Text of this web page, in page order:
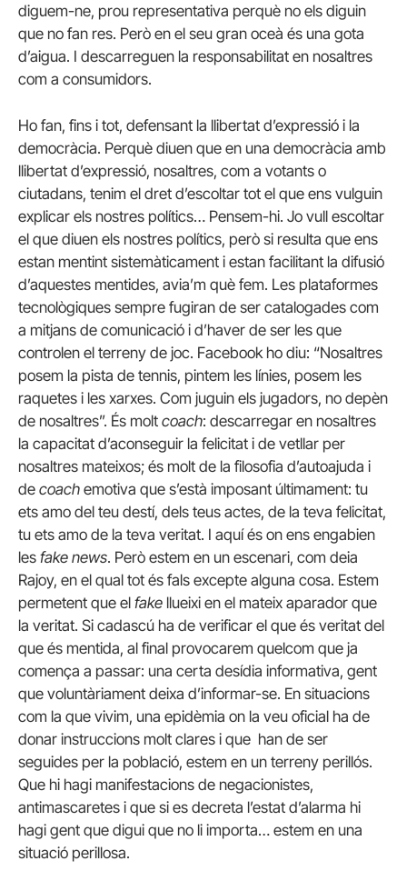
diguem-ne, prou representativa perquè no els diguin
que no fan res. Però en el seu gran oceà és una gota
d’aigua. I descarreguen la responsabilitat en nosaltres
com a consumidors.
Ho fan, fins i tot, defensant la llibertat d’expressió i la
democràcia. Perquè diuen que en una democràcia amb
llibertat d’expressió, nosaltres, com a votants o
ciutadans, tenim el dret d’escoltar tot el que ens vulguin
explicar els nostres polítics… Pensem-hi. Jo vull escoltar
el que diuen els nostres polítics, però si resulta que ens
estan mentint sistemàticament i estan facilitant la difusió
d’aquestes mentides, avia’m què fem. Les plataformes
tecnològiques sempre fugiran de ser catalogades com
a mitjans de comunicació i d’haver de ser les que
controlen el terreny de joc. Facebook ho diu: “Nosaltres
posem la pista de tennis, pintem les línies, posem les
raquetes i les xarxes. Com juguin els jugadors, no depèn
de nosaltres”. És molt coach: descarregar en nosaltres
la capacitat d’aconseguir la felicitat i de vetllar per
nosaltres mateixos; és molt de la filosofia d’autoajuda i
de coach emotiva que s’està imposant últimament: tu
ets amo del teu destí, dels teus actes, de la teva felicitat,
tu ets amo de la teva veritat. I aquí és on ens engabien
les fake news. Però estem en un escenari, com deia
Rajoy, en el qual tot és fals excepte alguna cosa. Estem
permetent que el fake llueixi en el mateix aparador que
la veritat. Si cadascú ha de verificar el que és veritat del
que és mentida, al final provocarem quelcom que ja
comença a passar: una certa desídia informativa, gent
que voluntàriament deixa d’informar-se. En situacions
com la que vivim, una epidèmia on la veu oficial ha de
donar instruccions molt clares i que han de ser
seguides per la població, estem en un terreny perillós.
Que hi hagi manifestacions de negacionistes,
antimascaretes i que si es decreta l’estat d’alarma hi
hagi gent que digui que no li importa… estem en una
situació perillosa.